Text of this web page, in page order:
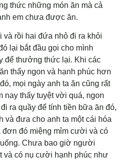
thức những món ăn mà cả
em chưa được ăn.
rồi hai đứa nhỏ đi ra khỏi
lại bắt đầu gọi cho mình
để thưởng thức lại. Khi các
thấy ngon và hạnh phúc hơn
mọi ngày anh ta ăn cũng rất
nay thấy tuyệt vời quá, ngon
ra quầy để tính tiền bữa ăn đó,
đưa cho anh ta một cái hóa
đơn đó miệng mỉm cười và có
Chưa bao giờ người
có nụ cười hạnh phúc như